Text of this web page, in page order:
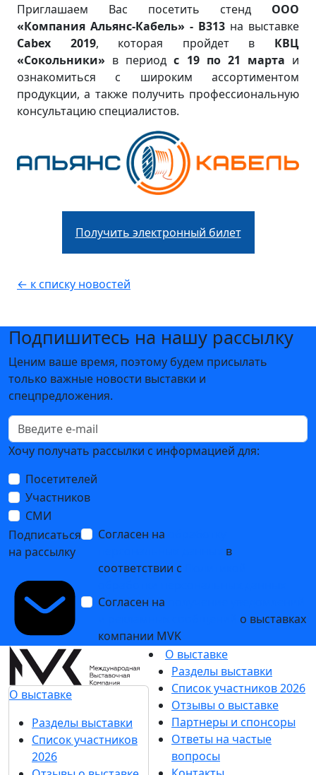
Приглашаем Вас посетить стенд ООО
«Компания Альянс-Кабель» - В313 на выставке
Cabex 2019, которая пройдет в КВЦ
«Сокольники» в периодс 19 по 21 марта и
ознакомиться с широким ассортиментом
продукции, а также получить профессиональную
консультацию специалистов.
Получить электронный билет
← к списку новостей
Подпишитесь на нашу рассылку
Ценим ваше время, поэтому будем присылать
только важные новости выставки и
спецпредложения.
Хочу получать рассылки с информацией для:
Посетителей
Участников
СМИ
Подписаться
на рассылку
Согласен на
в
соответствии с
Согласен на
о выставках
компании MVK
О выставке
Разделы выставки
Список участников
2026
О выставке
Разделы выставки
Список участников 2026
Отзывы о выставке
Партнеры и спонсоры
Ответы на частые
вопросы